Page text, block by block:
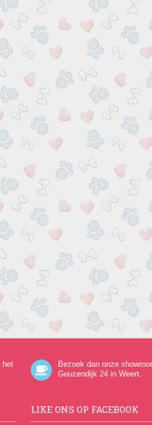
het
Bezoek dan onze
Geuzendijk 24in Weert.
LIKE ONS OP FACEBOOK